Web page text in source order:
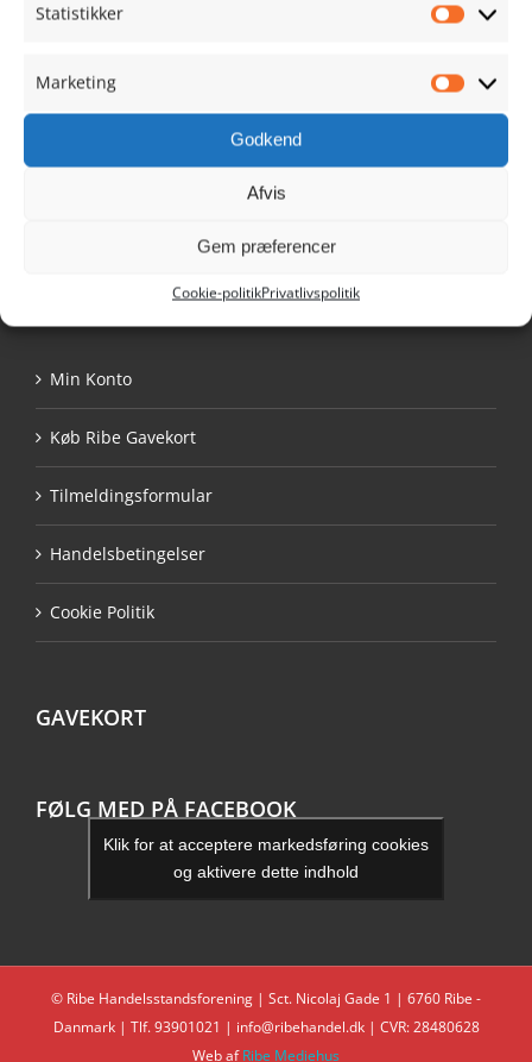
Statistikker
Marketing
Godkend
Afvis
Gem præferencer
Cookie-politikPrivatlivspolitik
Tlf. 9390 1021
Cvr.nr.: 28480628
Min Konto
Køb Ribe Gavekort
Tilmeldingsformular
Handelsbetingelser
Cookie Politik
GAVEKORT
FØLG MED PÅ FACEBOOK
Klik for at acceptere markedsføring cookies
og aktivere dette indhold
© Ribe Handelsstandsforening | Sct. Nicolaj Gade 1 | 6760 Ribe -
Danmark | Tlf. 93901021 | info@ribehandel.dk | CVR: 28480628
Web afRibe Mediehus